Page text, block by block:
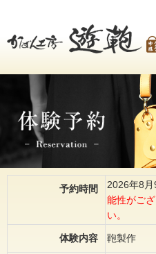
予約時間 2026年8
能性がご
い。
体験内容 鞄製作